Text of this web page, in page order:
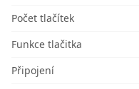
Počet tlačítek
Funkce tlačitka
Připojení